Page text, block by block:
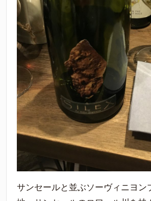
サンセールと並ぶソーヴィニヨン